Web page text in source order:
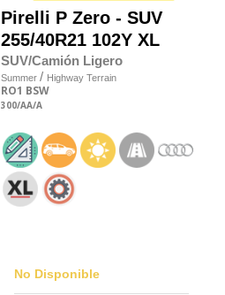
Pirelli P Zero - SUV
255/40R21 102Y XL
SUV/Camión Ligero
Summer / Highway Terrain
RO1 BSW
300/AA/A
No Disponible